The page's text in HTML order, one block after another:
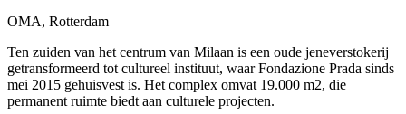
OMA, Rotterdam
Ten zuiden van het centrum van Milaan is een oude jeneverstokerij
getransformeerd tot cultureel instituut, waar Fondazione Prada sinds
mei 2015 gehuisvest is. Het complex omvat 19.000 m2, die
permanent ruimte biedt aan culturele projecten.